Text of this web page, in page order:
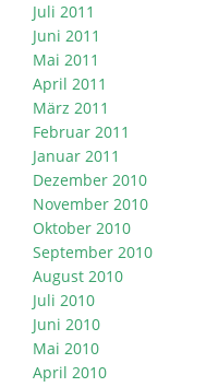
Juli 2011
Juni 2011
Mai 2011
April 2011
März 2011
Februar 2011
Januar 2011
Dezember 2010
November 2010
Oktober 2010
September 2010
August 2010
Juli 2010
Juni 2010
Mai 2010
April 2010